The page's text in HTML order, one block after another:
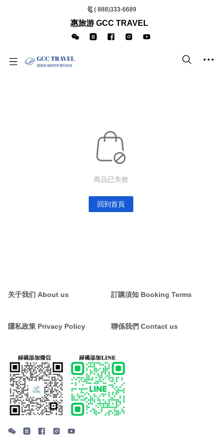
( 888)333-6689
惠旅游 GCC TRAVEL
商品已失效
回到首頁
关于我们 About us 訂購須知 Booking Terms
隱私政策 Privacy Policy 聯係我們 Contact us